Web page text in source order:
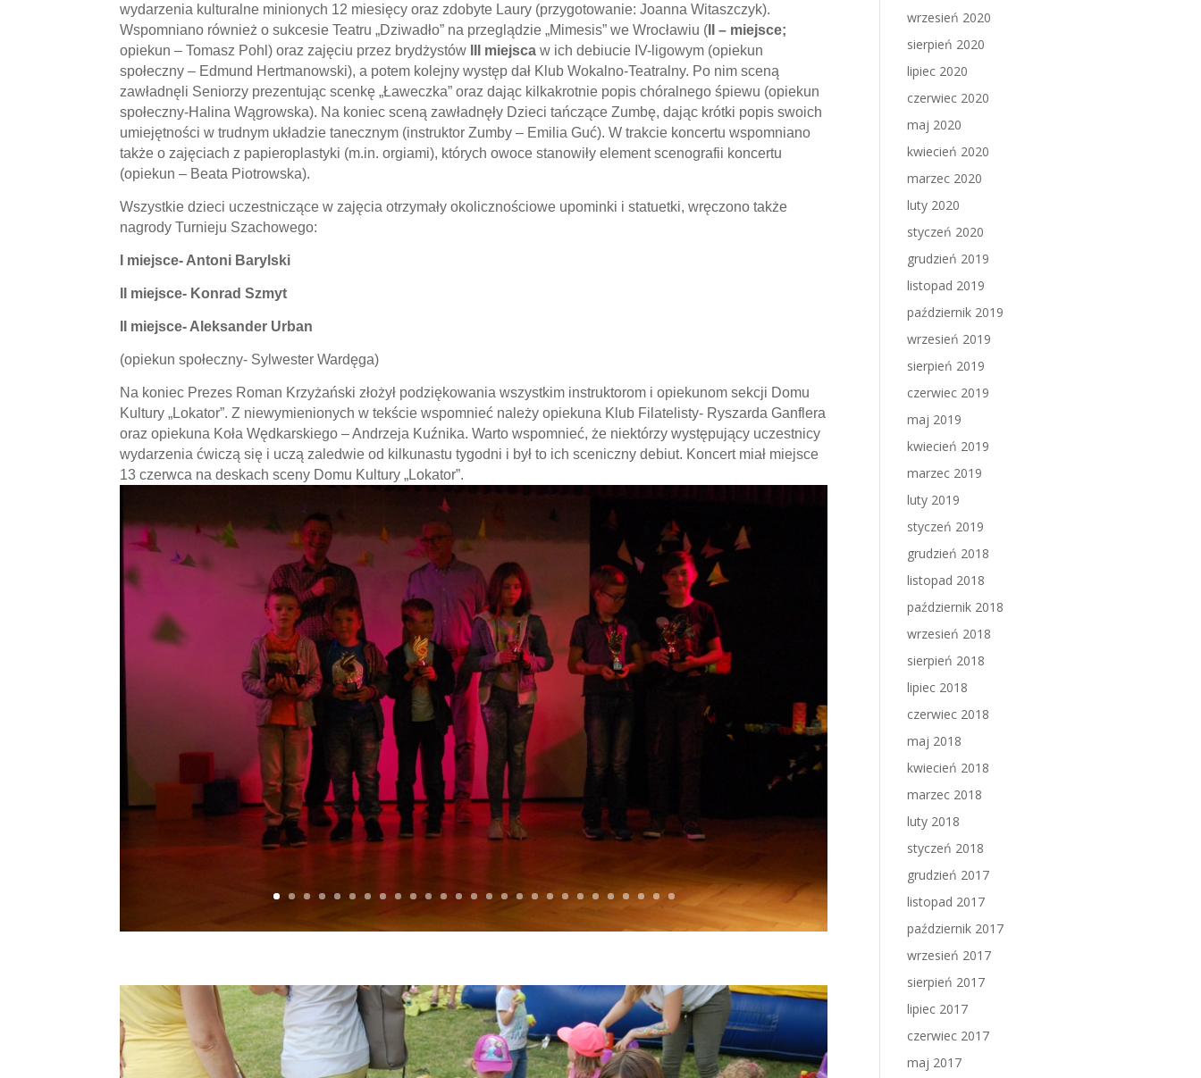
wydarzenia kulturalne minionych 12 miesięcy oraz zdobyte Laury (przygotowanie: Joanna Witaszczyk).
Wspomniano również o sukcesie Teatru „Dziwadło” na przeglądzie „Mimesis” we Wrocławiu ( II – miejsce;
opiekun – Tomasz Pohl) oraz zajęciu przez brydżystów
III miejsca w ich debiucie IV-ligowym (opiekun
społeczny – Edmund Hertmanowski), a potem kolejny występ dał Klub Wokalno-Teatralny. Po nim sceną
zawładnęli Seniorzy prezentując scenkę „Ławeczka” oraz dając kilkakrotnie popis chóralnego śpiewu (opiekun
społeczny-Halina Wągrowska). Na koniec sceną zawładnęły Dzieci tańczące Zumbę, dając krótki popis swoich
umiejętności w trudnym układzie tanecznym (instruktor Zumby – Emilia Guć). W trakcie koncertu wspomniano
także o zajęciach z papieroplastyki (m.in. orgiami), których owoce stanowiły element scenografii koncertu
(opiekun – Beata Piotrowska).
Wszystkie dzieci uczestniczące w zajęcia otrzymały okolicznościowe upominki i statuetki, wręczono także
nagrody Turnieju Szachowego:
I miejsce- Antoni Barylski
II miejsce- Konrad Szmyt
II miejsce- Aleksander Urban
(opiekun społeczny- Sylwester Wardęga)
Na koniec Prezes Roman Krzyżański złożył podziękowania wszystkim instruktorom i opiekunom sekcji Domu
Kultury „Lokator”. Z niewymienionych w tekście wspomnieć należy opiekuna Klub Filatelisty- Ryszarda Ganflera
oraz opiekuna Koła Wędkarskiego – Andrzeja Kuźnika. Warto wspomnieć, że niektórzy występujący uczestnicy
wydarzenia ćwiczą się i uczą zaledwie od kilkunastu tygodni i był to ich sceniczny debiut. Koncert miał miejsce
13 czerwca na deskach sceny Domu Kultury „Lokator”.
wrzesień 2020
sierpień 2020
lipiec 2020
czerwiec 2020
maj 2020
kwiecień 2020
marzec 2020
luty 2020
styczeń 2020
grudzień 2019
listopad 2019
październik 2019
wrzesień 2019
sierpień 2019
czerwiec 2019
maj 2019
kwiecień 2019
marzec 2019
luty 2019
styczeń 2019
grudzień 2018
listopad 2018
październik 2018
wrzesień 2018
sierpień 2018
lipiec 2018
czerwiec 2018
maj 2018
kwiecień 2018
marzec 2018
luty 2018
styczeń 2018
grudzień 2017
listopad 2017
październik 2017
wrzesień 2017
sierpień 2017
lipiec 2017
czerwiec 2017
maj 2017